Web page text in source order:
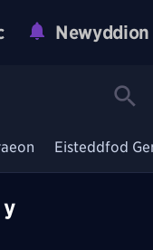
Newyddion
Eisteddfod